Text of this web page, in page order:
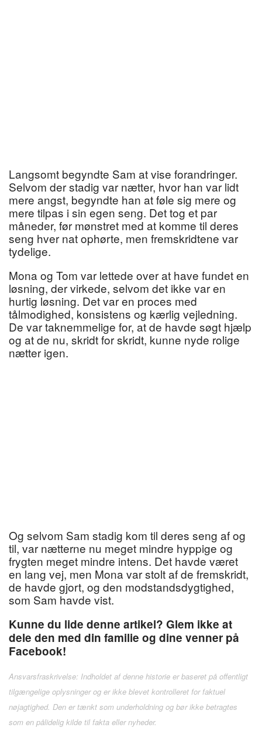
Langsomt begyndte Sam at vise forandringer.
Selvom der stadig var nætter, hvor han var lidt
mere angst, begyndte han at føle sig mere og
mere tilpas i sin egen seng. Det tog et par
måneder, før mønstret med at komme til deres
seng hver nat ophørte, men fremskridtene var
tydelige.
Mona og Tom var lettede over at have fundet en
løsning, der virkede, selvom det ikke var en
hurtig løsning. Det var en proces med
tålmodighed, konsistens og kærlig vejledning.
De var taknemmelige for, at de havde søgt hjælp
og at de nu, skridt for skridt, kunne nyde rolige
nætter igen.
Og selvom Sam stadig kom til deres seng af og
til, var nætterne nu meget mindre hyppige og
frygten meget mindre intens. Det havde været
en lang vej, men Mona var stolt af de fremskridt,
de havde gjort, og den modstandsdygtighed,
som Sam havde vist.
Kunne du lide denne artikel? Glem ikke at
dele den med din familie og dine venner på
Facebook!
Ansvarsfraskrivelse: Indholdet af denne historie er baseret på offentligt
tilgængelige oplysninger og er ikke blevet kontrolleret for faktuel
nøjagtighed. Den er tænkt som underholdning og bør ikke betragtes
som en pålidelig kilde til fakta eller nyheder.